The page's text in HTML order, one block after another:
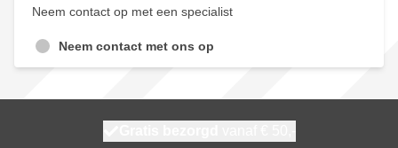
Neem contact op met een specialist
Neem contact met ons op